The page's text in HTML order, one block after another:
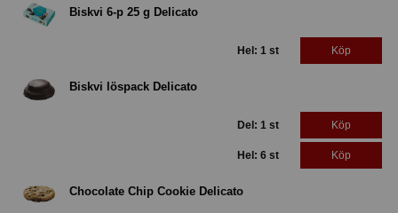
Biskvi 6-p 25 g Delicato
Hel: 1 st Köp
Biskvi löspack Delicato
Del: 1 st Köp
Hel: 6 st Köp
Chocolate Chip Cookie Delicato